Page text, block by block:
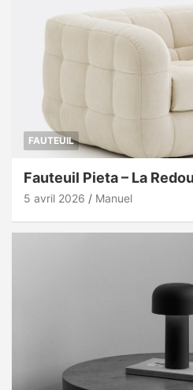
FAUTEUIL
Fauteuil Pieta – La
5 avril 2026 Manuel